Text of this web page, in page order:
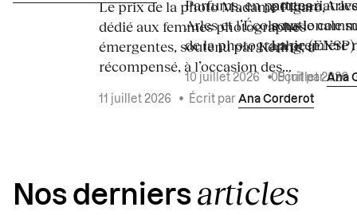
Le prix de la photo Madame Figaro,
dédié aux femmes photographes
émergentes, soutenu par Kering, a
récompensé, à l’occasion des...
11 juillet 2026 • Écrit par Ana Corderot
Parfums, en partenariat
Arles et l’École nationale
de la photographie (ENSP)
10 juillet 2026 •Écrit parAna
portes à
sous le
La première
09 juillet 2026
Nos derniers articles